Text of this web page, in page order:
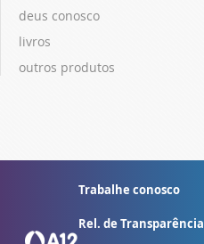
deus conosco
livros
outros produtos
Trabalhe conosco
Rel. de Transparência